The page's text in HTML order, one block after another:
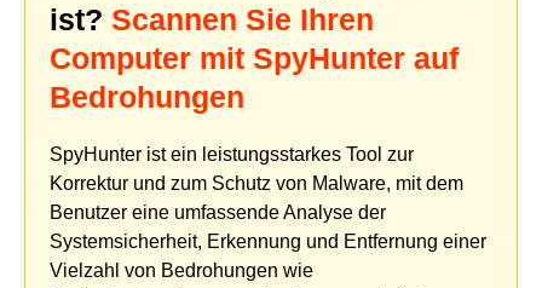
ist? Scannen Sie Ihren
Computer mit SpyHunter auf
Bedrohungen
SpyHunter ist ein leistungsstarkes Tool zur
Korrektur und zum Schutz von Malware, mit dem
Benutzer eine umfassende Analyse der
Systemsicherheit, Erkennung und Entfernung einer
Vielzahl von Bedrohungen wie